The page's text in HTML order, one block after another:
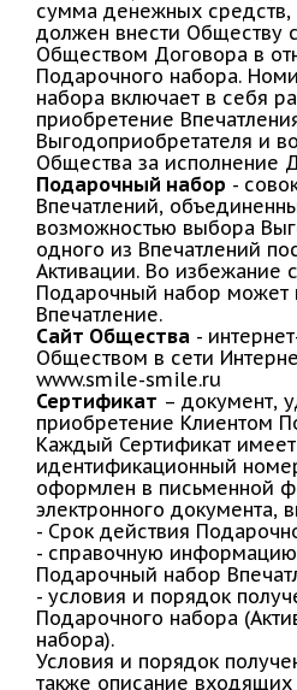
сумма денежных средств,
должен внести Обществу
Обществом Договора в
Подарочного набора.
набора включает в себя
приобретение
Выгодоприобретателя и
Общества за исполнение
Подарочный набор -
Впечатлений,
возможностью выбора
одного из Впечатлений
Активации. Во избежание
Подарочный набор может
Впечатление.
Сайт Общества -
Обществом в сети
www.smile-smile.ru
Сертификат – документ,
приобретение Клиентом
Каждый Сертификат
идентификационный
оформлен в письменной
электронного документа,
- Срок действия
- справочную
Подарочный набор
- условия и порядок
Подарочного набора
набора).
Условия и порядок
также описание